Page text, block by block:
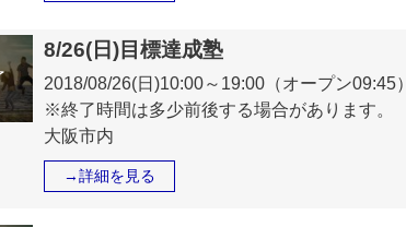
8/26(日)目標達成塾
2018/08/26(日)10:00～19:00（オープン09:45）
※終了時間は多少前後する場合があります。
大阪市内
→詳細を見る